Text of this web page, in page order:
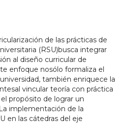
de las prácticas de
(RSU)busca integrar
al diseño curricular de
enfoque nosólo formaliza el
también enriquece la
vincular teoría con práctica
propósito de lograr un
implementación de la
en las cátedras del eje